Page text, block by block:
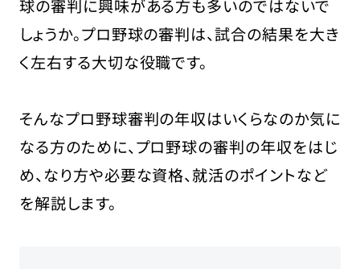
球の審判に興味がある方も多いのではないで
しょうか。プロ野球の審判は、試合の結果を大き
く左右する大切な役職です。
そんなプロ野球審判の年収はいくらなのか気に
なる方のために、プロ野球の審判の年収をはじ
め、なり方や必要な資格、就活のポイントなど
を解説します。
プライバシーポリシー